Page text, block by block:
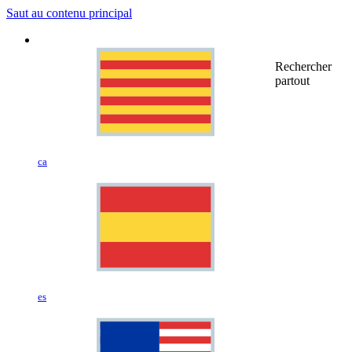
Saut au contenu principal
ca
es
Rechercher
partout